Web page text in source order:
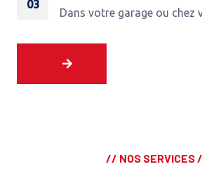
03
Dans votre garage ou chez
// NOS SERVICES